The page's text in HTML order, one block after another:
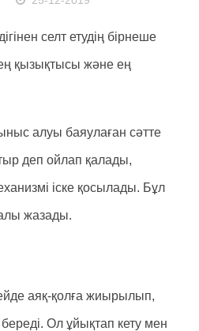
селт етудің бірнеше
қызықтысы және ең
алуы баяулаған сәтте
деп ойлап қалады,
іске қосылады. Бұл
жазады.
аяқ-қолға жиырылып,
Ол ұйықтап кету мен